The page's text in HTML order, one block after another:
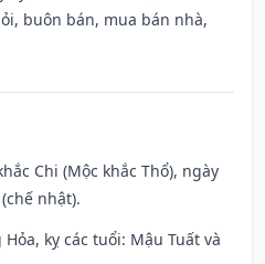
buôn bán, mua bán nhà,
Chi (Mộc khắc Thổ), ngày
nhật).
kỵ các tuổi: Mậu Tuất và